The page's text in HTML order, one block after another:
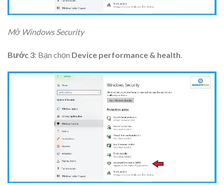
Mở Windows Security
Bước 3: Bạn chọn Device performance & health.